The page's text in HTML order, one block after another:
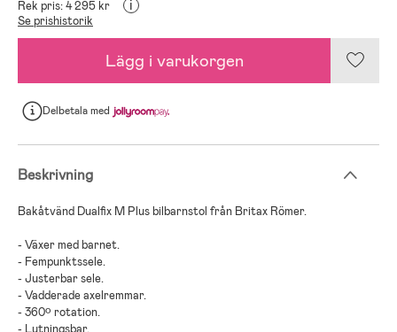
Rek pris: 4 295 kr i
Se prishistorik
Lägg i varukorgen
Delbetalamed
Beskrivning
Bakåtvänd Dualfix M Plus bilbarnstol från Britax Römer.
- Växer med barnet.
- Fempunktssele.
- Justerbar sele.
- Vadderade axelremmar.
- 360º rotation.
- Lutningsbar.